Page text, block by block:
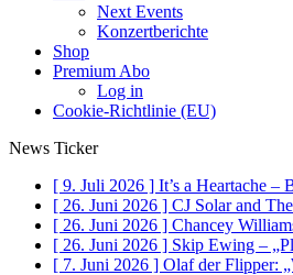
Next Events
Konzertberichte
Shop
Premium Abo
Log in
Cookie-Richtlinie (EU)
News Ticker
[ 9. Juli 2026 ] It’s a Heartache –
[ 26. Juni 2026 ] CJ Solar and
[ 26. Juni 2026 ] Chancey
[ 26. Juni 2026 ] Skip Ewing –
[ 7. Juni 2026 ] Olaf der Flipper: